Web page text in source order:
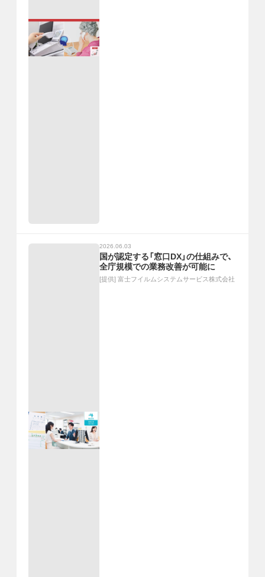
2026.06.03
国が認定する「窓口DX」の仕組みで、
全庁規模での業務改善が可能に
[提供] 富士フイルムシステムサービス株式会社